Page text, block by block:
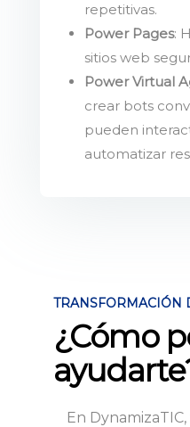
repetitivas.
Power Pages:
sitios web
Power Virtual
crear bots
pueden
automatizar
TRANSFORMACIÓN
¿Cómo
En